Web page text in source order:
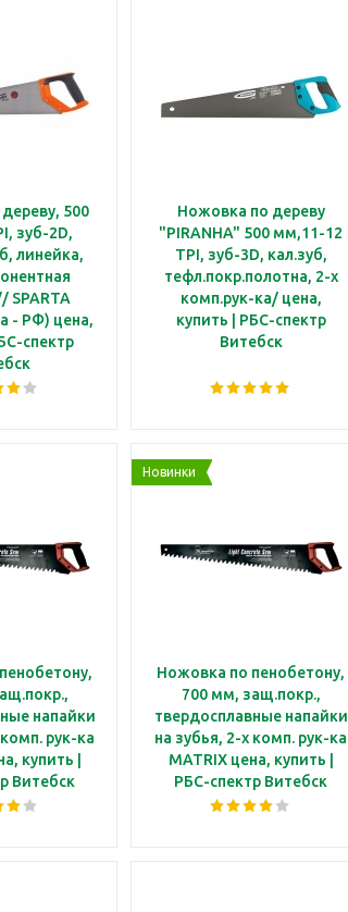
500
зуб-2D,
линейка,
SPARTA
- РФ) цена,
спектр
Ножовка по дереву
"PIRANHA" 500 мм,11-12
TPI, зуб-3D, кал.зуб,
тефл.покр.полотна, 2-х
комп.рук-ка/ цена,
купить | РБС-спектр
Витебск
напайки
рук-ка
купить |
Витебск
Новинки
Ножовка по пенобетону,
700 мм, защ.покр.,
твердосплавные напайки
на зубья, 2-х комп. рук-ка
MATRIX цена, купить |
РБС-спектр Витебск